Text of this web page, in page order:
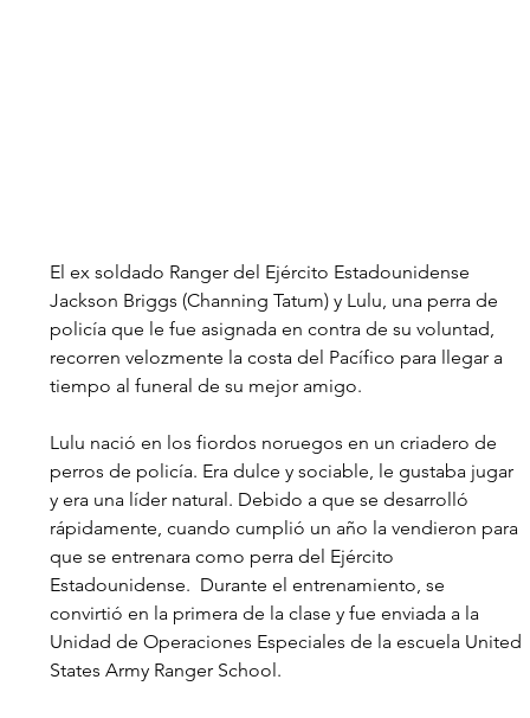
El ex soldado Ranger del Ejército Estadounidense
Jackson Briggs (Channing Tatum) y Lulu, una perra de
policía que le fue asignada en contra de su voluntad,
recorren velozmente la costa del Pacífico para llegar a
tiempo al funeral de su mejor amigo.
Lulu nació en los fiordos noruegos en un criadero de
perros de policía. Era dulce y sociable, le gustaba jugar
y era una líder natural. Debido a que se desarrolló
rápidamente, cuando cumplió un año la vendieron para
que se entrenara como perra del Ejército
Estadounidense.  Durante el entrenamiento, se
convirtió en la primera de la clase y fue enviada a la
Unidad de Operaciones Especiales de la escuela United
States Army Ranger School.